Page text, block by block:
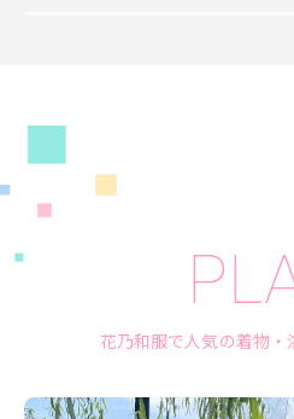
花乃和服で人気の着物